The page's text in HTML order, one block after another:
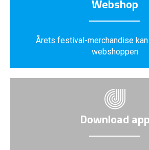
Webshop
Årets festival-merchandise
webshoppen
Download app